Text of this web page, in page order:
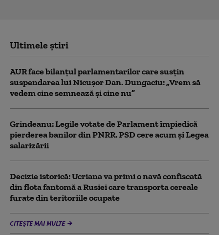
Ultimele știri
AUR face bilanțul parlamentarilor care susțin
suspendarea lui Nicușor Dan. Dungaciu: „Vrem să
vedem cine semnează și cine nu”
Grindeanu: Legile votate de Parlament împiedică
pierderea banilor din PNRR. PSD cere acum și Legea
salarizării
Decizie istorică: Ucriana va primi o navă confiscată
din flota fantomă a Rusiei care transporta cereale
furate din teritoriile ocupate
CITEȘTE MAI MULTE